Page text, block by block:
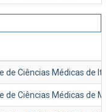
de Ciências Médicas de
de Ciências Médicas de